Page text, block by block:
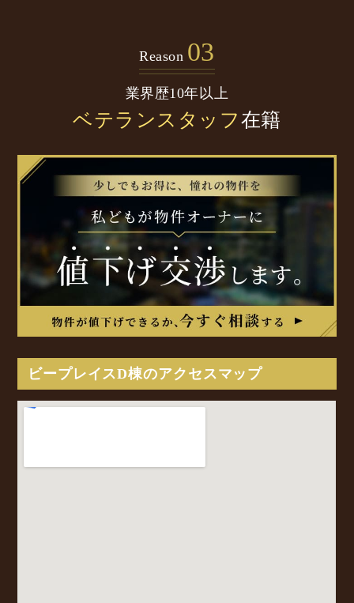
Reason 03
業界歴10年以上
ベテランスタッフ在籍
ビープレイスD棟のアクセスマップ